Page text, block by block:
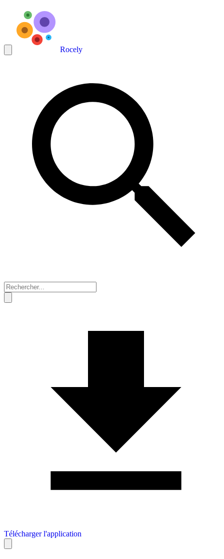
Rocely
Télécharger l'application